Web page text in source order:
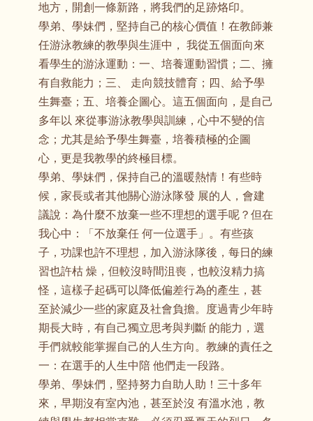
地方，開創一條新路，將我們的足跡烙印。
學弟、學妹們，堅持自己的核心價值！在教師兼
任游泳教練的教學與生涯中， 我從五個面向來
看學生的游泳運動：一、培養運動習慣；二、擁
有自救能力；三、 走向競技體育；四、給予學
生舞臺；五、培養企圖心。這五個面向，是自己
多年以 來從事游泳教學與訓練，心中不變的信
念；尤其是給予學生舞臺，培養積極的企圖
心，更是我教學的終極目標。
學弟、學妹們，保持自己的溫暖熱情！有些時
候，家長或者其他關心游泳隊發 展的人，會建
議說：為什麼不放棄一些不理想的選手呢？但在
我心中：「不放棄任 何一位選手」。有些孩
子，功課也許不理想，加入游泳隊後，每日的練
習也許枯 燥，但較沒時間沮喪，也較沒精力搞
怪，這樣子起碼可以降低偏差行為的產生，甚
至於減少一些的家庭及社會負擔。度過青少年時
期長大時，有自己獨立思考與判斷 的能力，選
手們就較能掌握自己的人生方向。教練的責任之
一：在選手的人生中陪 他們走一段路。
學弟、學妹們，堅持努力自助人助！三十多年
來，早期沒有室內池，甚至於沒 有溫水池，教